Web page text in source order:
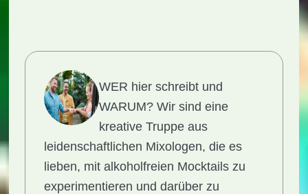
WER hier schreibt und
WARUM?Wir sind eine
kreative Truppe aus
leidenschaftlichen Mixologen, die es
lieben, mit alkoholfreien Mocktails zu
experimentieren und darüber zu